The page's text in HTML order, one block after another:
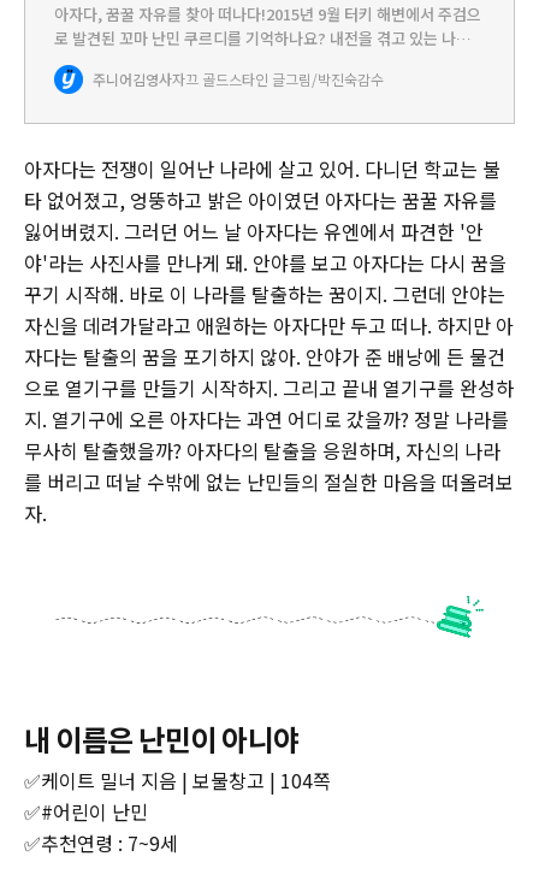
아자다, 꿈꿀 자유를 찾아 떠나다!2015년 9월 터키 해변에서 주검으
로 발견된 꼬마 난민 쿠르디를 기억하나요? 내전을 겪고 있는 나라,
시리아를 떠나려는 사람들이 탄 보트가 침몰해 세 살 난 아이가 목숨
을 잃은 사건이 있었습니다. 난민들은 왜 목숨을 걸고 나…
주니어김영사자끄 골드스타인 글그림/박진숙감수
아자다는 전쟁이 일어난 나라에 살고 있어. 다니던 학교는 불
타 없어졌고, 엉뚱하고 밝은 아이였던 아자다는 꿈꿀 자유를
잃어버렸지. 그러던 어느 날 아자다는 유엔에서 파견한 '안
야'라는 사진사를 만나게 돼. 안야를 보고 아자다는 다시 꿈을
꾸기 시작해. 바로 이 나라를 탈출하는 꿈이지. 그런데 안야는
자신을 데려가달라고 애원하는 아자다만 두고 떠나. 하지만 아
자다는 탈출의 꿈을 포기하지 않아. 안야가 준 배낭에 든 물건
으로 열기구를 만들기 시작하지. 그리고 끝내 열기구를 완성하
지. 열기구에 오른 아자다는 과연 어디로 갔을까? 정말 나라를
무사히 탈출했을까? 아자다의 탈출을 응원하며, 자신의 나라
를 버리고 떠날 수밖에 없는 난민들의 절실한 마음을 떠올려보
자.
내 이름은 난민이 아니야
✅케이트 밀너 지음 | 보물창고 | 104쪽
✅#어린이 난민
✅추천연령 : 7~9세